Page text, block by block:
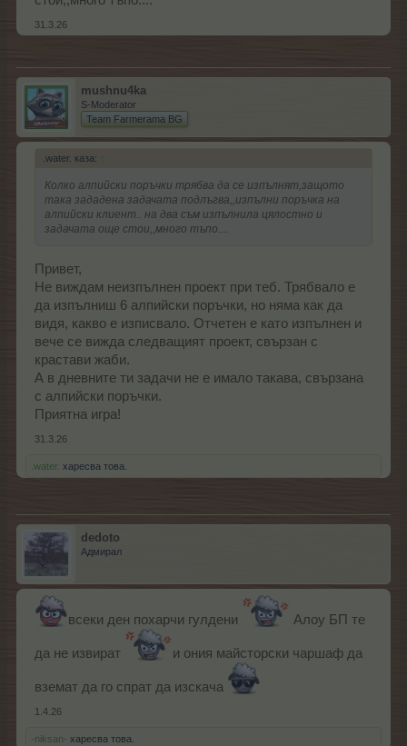
31.3.26
mushnu4ka
S-Moderator
Team Farmerama BG
.water. каза: ↑
Колко алпийски поръчки трябва да се изпълнят,защото
така зададена задачата подлъгва,,изпълни поръчка на
алпийски клиент.. на два съм изпълнила цялостно и
задачата още стои,,много тъпо....
Привет,
Не виждам неизпълнен проект при теб. Трябвало е
да изпълниш 6 алпийски поръчки, но няма как да
видя, какво е изписвало. Отчетен е като изпълнен и
вече се вижда следващият проект, свързан с
крастави жаби.
А в дневните ти задачи не е имало такава, свързана
с алпийски поръчки.
Приятна игра!
31.3.26
.water. харесва това.
dedoto
Адмирал
всеки ден похарчи гулдени Алоу БП те
да не извират и ония майсторски чаршаф да
вземат да го спрат да изскача
1.4.26
-niksan- харесва това.